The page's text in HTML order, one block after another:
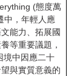
(態度萬
中，年輕人應
能力、拓展國
等重要議題，
境中因應二十
與實質意義的